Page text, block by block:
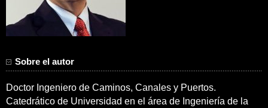
Sobre el autor
Doctor Ingeniero de Caminos, Canales y Puertos.
Catedrático de Universidad en el área de Ingeniería de la